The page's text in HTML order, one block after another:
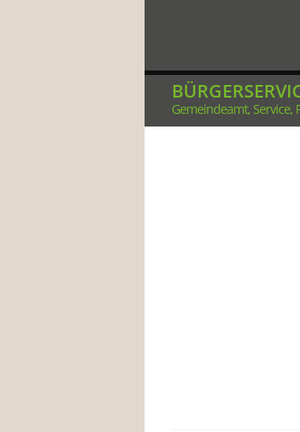
Gemeindeamt, Service,